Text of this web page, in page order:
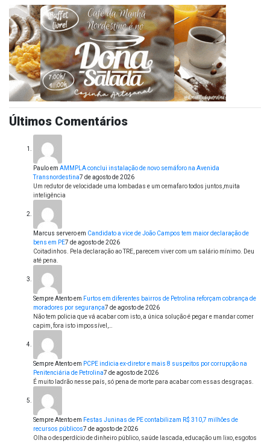
Últimos Comentários
Pauloem AMMPLA conclui instalação de novo semáforo na Avenida
Transnordestina7 de agosto de 2026
Um redutor de velocidade uma lombadas e um cemafaro todos juntos,muita
inteligência
Marcus serveroem Candidato a vice de João Campos tem maior declaração de
bens em PE7 de agosto de 2026
Coitadinhos. Pela declaração ao TRE, parecem viver com um salário mínimo. Deu
até pena.
Sempre Atentoem Furtos em diferentes bairros de Petrolina reforçam cobrança de
moradores por segurança7 de agosto de 2026
Não tem policia que vá acabar com isto, a única solução é pegar e mandar comer
capim, fora isto impossível,…
Sempre Atentoem PCPE indicia ex-diretor e mais 8 suspeitos por corrupção na
Penitenciária de Petrolina7 de agosto de 2026
É muito ladrão nesse país, só pena de morte para acabar com essas desgraças.
Sempre Atentoem Festas Juninas de PE contabilizam R$ 310,7 milhões de
recursos públicos7 de agosto de 2026
Olha o desperdício de dinheiro público, saúde lascada, educação um lixo, esgotos